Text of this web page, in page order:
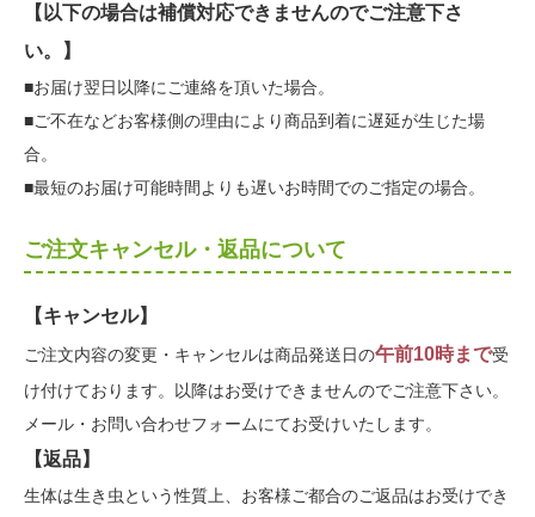
【以下の場合は補償対応できませんのでご注意下さ
い。】
■お届け翌日以降にご連絡を頂いた場合。
■ご不在などお客様側の理由により商品到着に遅延が生じた場
合。
■最短のお届け可能時間よりも遅いお時間でのご指定の場合。
ご注文キャンセル・返品について
【キャンセル】
ご注文内容の変更・キャンセルは商品発送日の午前10時まで受
け付けております。以降はお受けできませんのでご注意下さい。
メール・お問い合わせフォームにてお受けいたします。
【返品】
生体は生き虫という性質上、お客様ご都合のご返品はお受けでき